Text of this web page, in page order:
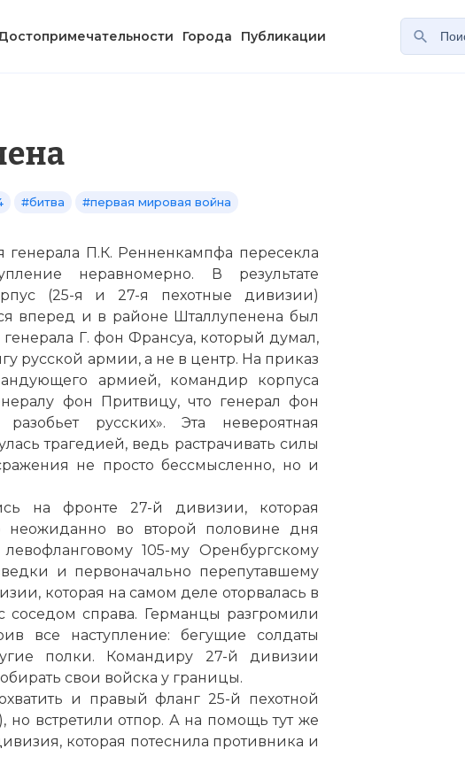
Города Публикации
#битва #первая мировая война
генерала П.К. Ренненкампфа пересекла
неравномерно. В результате
(25-я и 27-я пехотные дивизии)
вперед и в районе Шталлупенена был
Г. фон Франсуа, который думал,
русской армии, а не в центр. На приказ
армией, командир корпуса
фон Притвицу, что генерал фон
русских». Эта невероятная
трагедией, ведь растрачивать силы
не просто бессмысленно, но и
на фронте 27-й дивизии, которая
неожиданно во второй половине дня
105-му Оренбургскому
и первоначально перепутавшему
которая на самом деле оторвалась в
соседом справа. Германцы разгромили
все наступление: бегущие солдаты
полки. Командиру 27-й дивизии
свои войска у границы.
и правый фланг 25-й пехотной
но встретили отпор. А на помощь тут же
которая потеснила противника и